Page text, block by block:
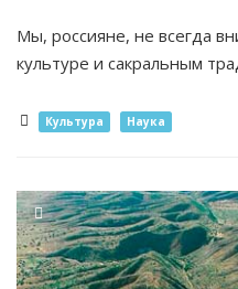
Мы, россияне, не всегда
культуре и сакральным
Культура Наука